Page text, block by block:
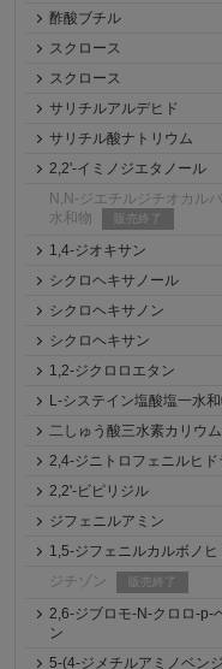
酢酸ブチル
スクロース
スクロース
サリチルアルデヒド
サリチル酸ナトリウム
2,2'-イミノジエタノール
N,N-ジエチルジチオカル
水和物
販売終了
1,4-ジオキサン
シクロヘキサノール
シクロヘキサノン
シクロヘキサン
1,2-ジクロロエタン
L-システイン塩酸塩一水
二しゅう酸三水素カリウ
2,4-ジニトロフェニルヒド
2,2'-ビピリジル
ジフェニルアミン
1,5-ジフェニルカルボノヒ
ジチゾン
販売終了
2,6-ジブロモ-N-クロロ-p-
ン
5-(4-ジメチルアミノベン